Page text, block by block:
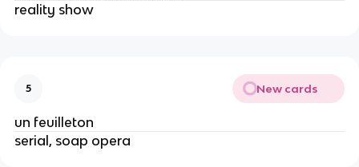
reality show
5 New cards
un feuilleton
serial, soap opera